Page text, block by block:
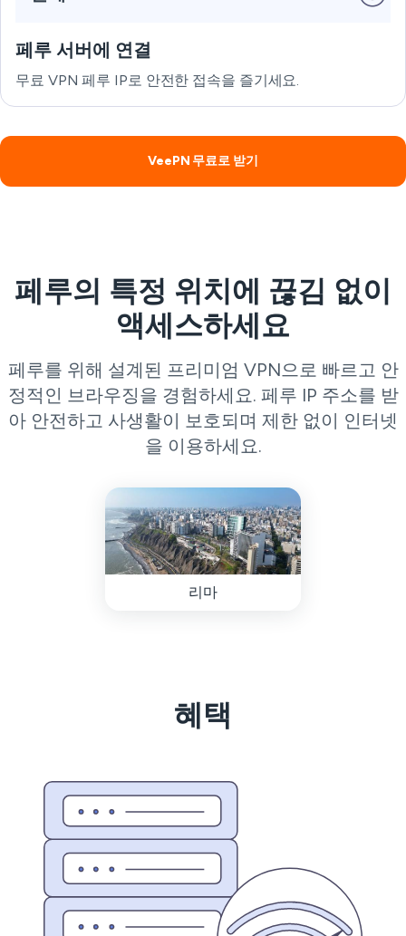
페루 서버에 연결
무료 VPN 페루 IP로 안전한 접속을 즐기세요.
VeePN 무료로 받기
페루의 특정 위치에 끊김 없이
액세스하세요
페루를 위해 설계된 프리미엄 VPN으로 빠르고 안
정적인 브라우징을 경험하세요. 페루 IP 주소를 받
아 안전하고 사생활이 보호되며 제한 없이 인터넷
을 이용하세요.
리마
혜택